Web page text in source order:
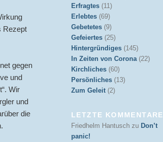
Rezept
gegen
und
Wir
und
die
Erfragtes (11)
Erlebtes (69)
Gebetetes (9)
Gefeiertes (25)
Hintergründiges (145)
In Zeiten von Corona(22)
Kirchliches (60)
Persönliches (13)
Zum Geleit (2)
LETZTE KOMMENTARE
Friedhelm Hantusch zu Don’t
panic!